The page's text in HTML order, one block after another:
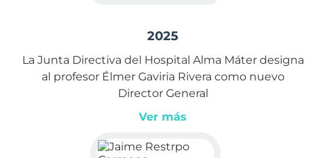
2025
La Junta Directiva del Hospital Alma Máter designa
al profesor Élmer Gaviria Rivera como nuevo
Director General
Ver más